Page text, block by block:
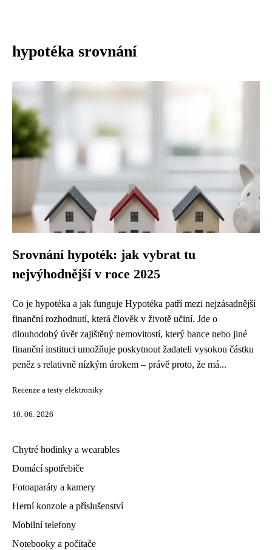
hypotéka srovnání
Srovnání hypoték: jak vybrat tu
nejvýhodnější v roce 2025
Co je hypotéka a jak funguje Hypotéka patří mezi nejzásadnější
finanční rozhodnutí, která člověk v životě učiní. Jde o
dlouhodobý úvěr zajištěný nemovitostí, který bance nebo jiné
finanční instituci umožňuje poskytnout žadateli vysokou částku
peněz s relativně nízkým úrokem – právě proto, že má...
Recenze a testy elektroniky
10. 06. 2026
Chytré hodinky a wearables
Domácí spotřebiče
Fotoaparáty a kamery
Herní konzole a příslušenství
Mobilní telefony
Notebooky a počítače